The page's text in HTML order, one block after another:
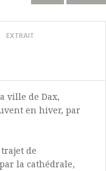
EXTRAIT
ville de Dax,
en hiver, par
de
la cathédrale,